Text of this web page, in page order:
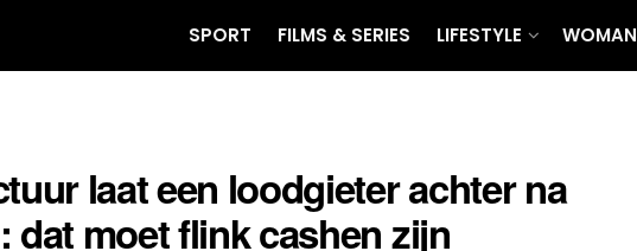
SPORT FILMS & SERIES LIFESTYLE WOMAN
laat een loodgieter achter na
dat moet flink cashen zijn